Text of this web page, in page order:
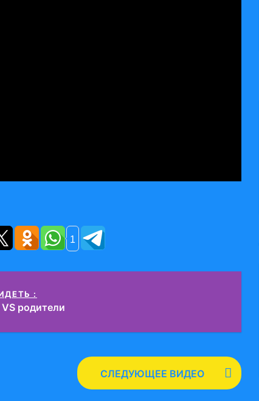
1
:
родители
СЛЕДУЮЩЕЕ ВИДЕО